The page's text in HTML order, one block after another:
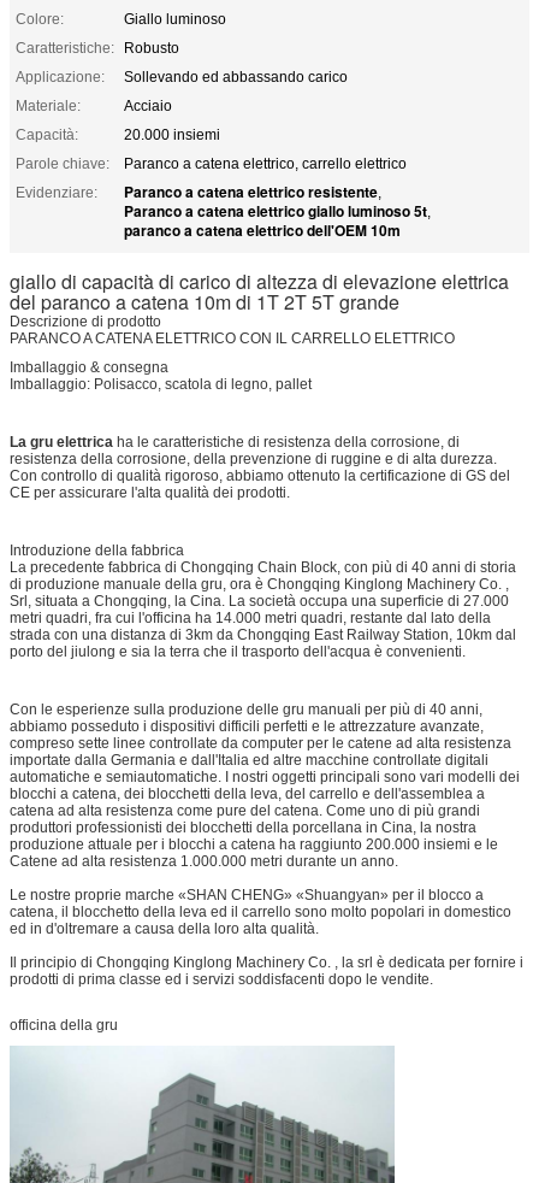
Colore:
Giallo luminoso
Caratteristiche:
Robusto
Applicazione:
Sollevando ed abbassando carico
Materiale:
Acciaio
Capacità:
20.000 insiemi
Parole chiave:
Paranco a catena elettrico, carrello elettrico
Evidenziare:
Paranco a catena elettrico resistente,
Paranco a catena elettrico giallo luminoso 5t,
paranco a catena elettrico dell'OEM 10m
giallo di capacità di carico di altezza di elevazione elettrica
del paranco a catena 10m di 1T 2T 5T grande
Descrizione di prodotto
PARANCO A CATENA ELETTRICO CON IL CARRELLO ELETTRICO
Imballaggio & consegna
Imballaggio: Polisacco, scatola di legno, pallet
La gru elettrica ha le caratteristiche di resistenza della corrosione, di
resistenza della corrosione, della prevenzione di ruggine e di alta durezza.
Con controllo di qualità rigoroso, abbiamo ottenuto la certificazione di GS del
CE per assicurare l'alta qualità dei prodotti.
Introduzione della fabbrica
La precedente fabbrica di Chongqing Chain Block, con più di 40 anni di storia
di produzione manuale della gru, ora è Chongqing Kinglong Machinery Co. ,
Srl, situata a Chongqing, la Cina. La società occupa una superficie di 27.000
metri quadri, fra cui l'officina ha 14.000 metri quadri, restante dal lato della
strada con una distanza di 3km da Chongqing East Railway Station, 10km dal
porto del jiulong e sia la terra che il trasporto dell'acqua è convenienti.
Con le esperienze sulla produzione delle gru manuali per più di 40 anni,
abbiamo posseduto i dispositivi difficili perfetti e le attrezzature avanzate,
compreso sette linee controllate da computer per le catene ad alta resistenza
importate dalla Germania e dall'Italia ed altre macchine controllate digitali
automatiche e semiautomatiche. I nostri oggetti principali sono vari modelli dei
blocchi a catena, dei blocchetti della leva, del carrello e dell'assemblea a
catena ad alta resistenza come pure del catena. Come uno di più grandi
produttori professionisti dei blocchetti della porcellana in Cina, la nostra
produzione attuale per i blocchi a catena ha raggiunto 200.000 insiemi e le
Catene ad alta resistenza 1.000.000 metri durante un anno.
Le nostre proprie marche «SHAN CHENG» «Shuangyan» per il blocco a
catena, il blocchetto della leva ed il carrello sono molto popolari in domestico
ed in d'oltremare a causa della loro alta qualità.
Il principio di Chongqing Kinglong Machinery Co. , la srl è dedicata per fornire i
prodotti di prima classe ed i servizi soddisfacenti dopo le vendite.
officina della gru